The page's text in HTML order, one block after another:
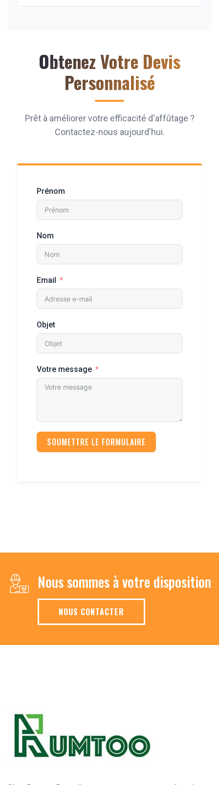
Obtenez Votre Devis
Personnalisé
Prêt à améliorer votre efficacité d'affûtage ?
Contactez-nous aujourd'hui.
Prénom
Nom
Email
Objet
Votre message
SOUMETTRE LE FORMULAIRE
Nous sommes à votre disposition
NOUS CONTACTER